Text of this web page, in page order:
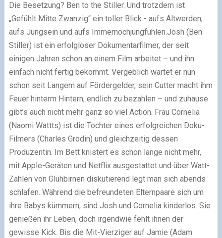
Die Besetzung? Ben to the Stiller. Und trotzdem ist
„Gefühlt Mitte Zwanzig“ ein toller Blick - aufs Altwerden,
aufs Jungsein und aufs Immernochjungfühlen.Josh (Ben
Stiller) ist ein erfolgloser Dokumentarfilmer, der seit
einigen Jahren schon an einem Film arbeitet – und ihn
einfach nicht fertig bekommt. Vergeblich wartet er nun
schon seit Langem auf Fördergelder, sein Cutter macht ihm
Feuer hinterm Hintern, endlich zu bezahlen – und zuhause
gibt’s auch nicht mehr ganz so viel Action. Frau Cornelia
(Naomi Wattts) ist die Tochter eines erfolgreichen Doku-
Filmers (Charles Grodin) und gleichzeitig dessen
Produzentin. Im Bett knistert es schon lange nicht mehr,
mit Apple-Geräten und Netflix ausgestattet und über Watt-
Zahlen von Glühbirnen diskutierend legt man sich abends
schlafen. Während die befreundeten Elternpaare sich um
ihre Babys kümmern, sind Josh und Cornelia kinderlos. Sie
genießen ihr Leben, doch irgendwie fehlt ihnen der
gewisse Kick. Bis die Mit-Vierziger auf Jamie (Adam